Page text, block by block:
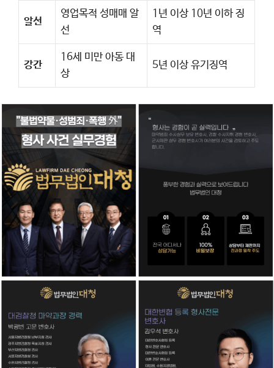
알선
영업목적 성매매 알
선
1년 이상 10년 이하 징
역
강간
16세 미만 아동 대
상
5년 이상 유기징역